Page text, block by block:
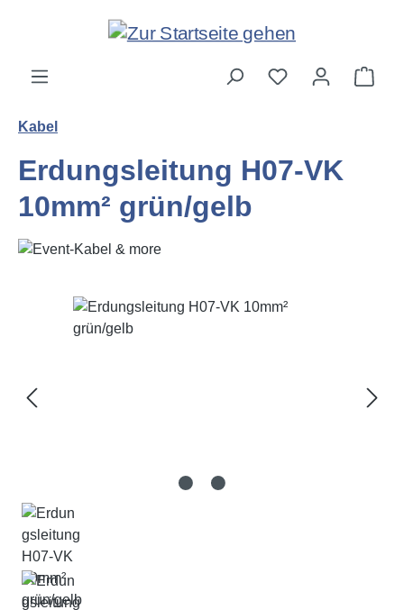
Zum Hauptinhalt springen
Kabel
Erdungsleitung H07-VK
10mm² grün/gelb
Bildergalerie überspringen